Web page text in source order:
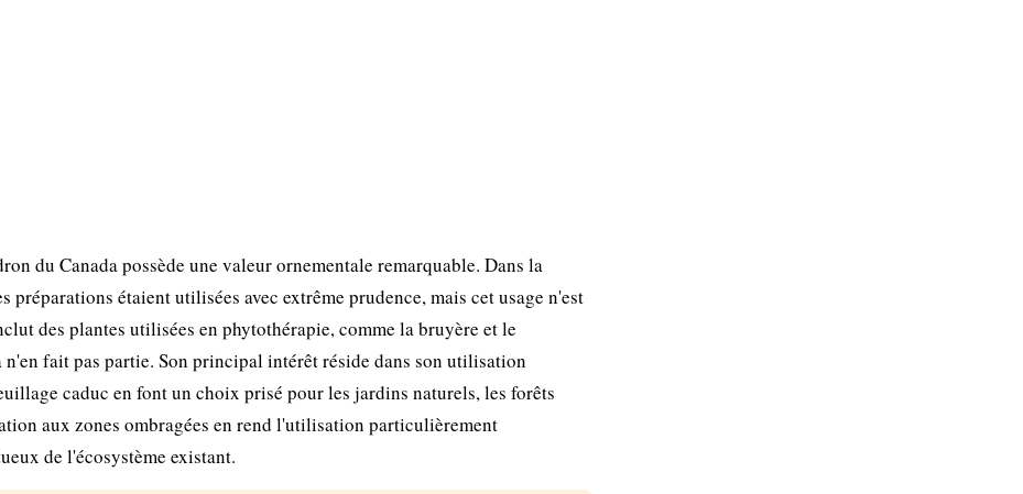
du Canada possède une valeur ornementale remarquable. Dans la
étaient utilisées avec extrême prudence, mais cet usage n'est
des plantes utilisées en phytothérapie, comme la bruyère et le
fait pas partie. Son principal intérêt réside dans son utilisation
caduc en font un choix prisé pour les jardins naturels, les forêts
aux zones ombragées en rend l'utilisation particulièrement
de l'écosystème existant.